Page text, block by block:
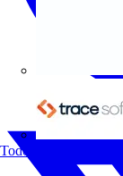
Todos los socios